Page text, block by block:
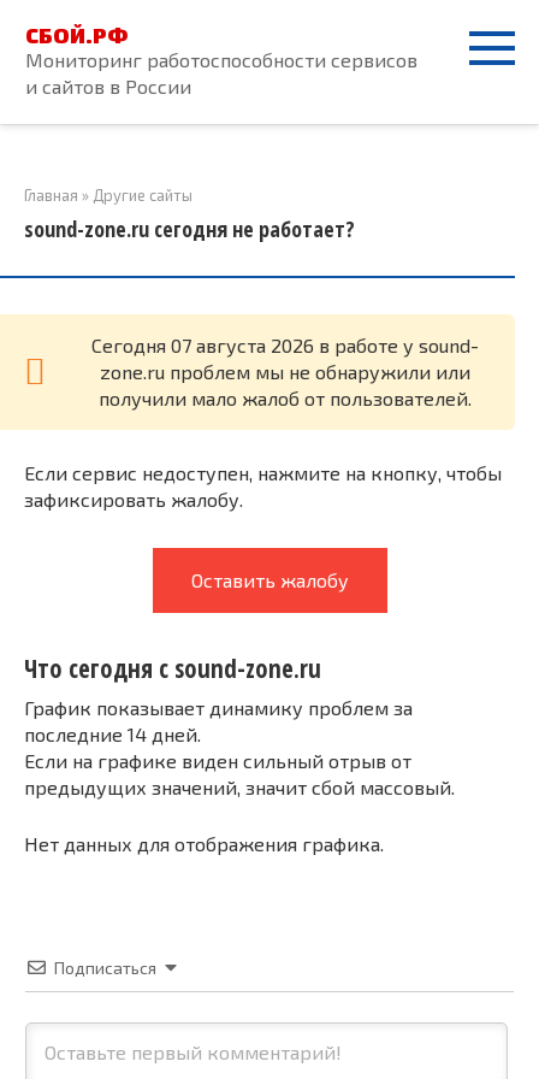
контенту
СБОЙ.РФ
Мониторинг работоспособности сервисов
и сайтов в России
Главная » Другие сайты
sound-zone.ru сегодня не работает?
Cегодня 07 августа 2026 в работе у sound-
zone.ru проблем мы не обнаружили или
получили мало жалоб от пользователей.
Если сервис недоступен, нажмите на кнопку, чтобы
зафиксировать жалобу.
Оставить жалобу
Что сегодня с sound-zone.ru
График показывает динамику проблем за
последние 14 дней.
Если на графике виден сильный отрыв от
предыдущих значений, значит сбой массовый.
Нет данных для отображения графика.
Подписаться